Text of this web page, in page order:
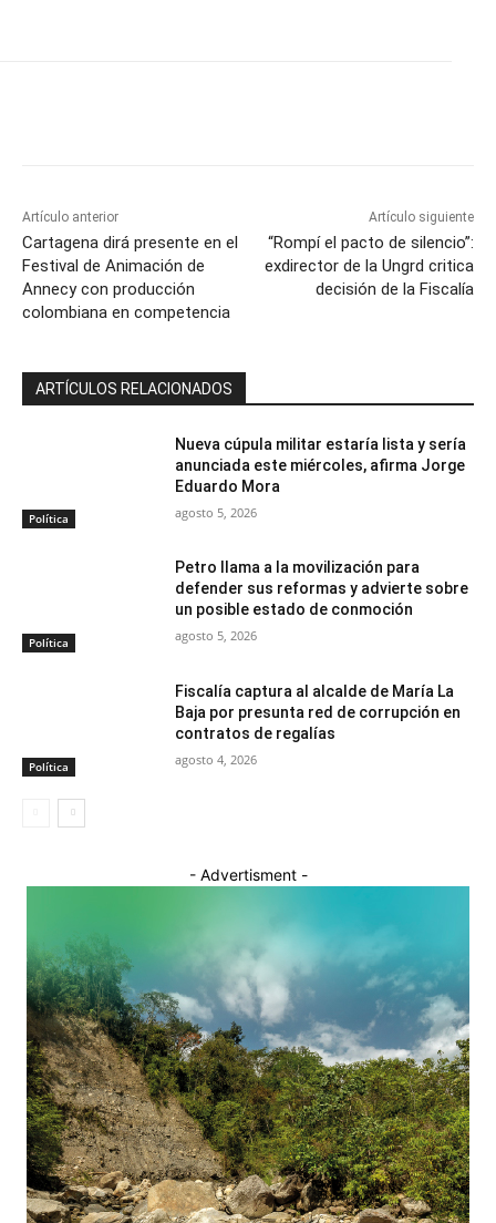
Artículo anterior
Cartagena dirá presente en el
Festival de Animación de
Annecy con producción
colombiana en competencia
Artículo siguiente
“Rompí el pacto de silencio”:
exdirector de la Ungrd critica
decisión de la Fiscalía
ARTÍCULOS RELACIONADOS
Política
Nueva cúpula militar estaría lista y sería
anunciada este miércoles, afirma Jorge
Eduardo Mora
agosto 5, 2026
Política
Petro llama a la movilización para
defender sus reformas y advierte sobre
un posible estado de conmoción
agosto 5, 2026
Política
Fiscalía captura al alcalde de María La
Baja por presunta red de corrupción en
contratos de regalías
agosto 4, 2026
- Advertisment -